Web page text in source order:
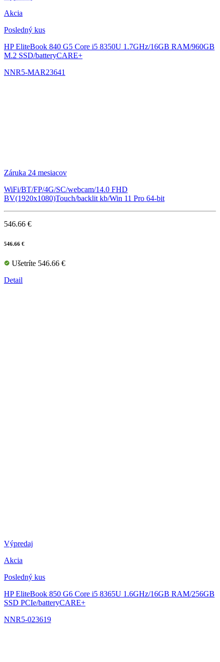
Akcia
Posledný kus
HP EliteBook 840 G5 Core i5 8350U 1.7GHz/16GB RAM/960GB
M.2 SSD/batteryCARE+
NNR5-MAR23641
Záruka 24 mesiacov
WiFi/BT/FP/4G/SC/webcam/14.0 FHD
BV(1920x1080)Touch/backlit kb/Win 11 Pro 64-bit
546.66 €
546.66 €
Ušetríte 546.66 €
Detail
Výpredaj
Akcia
Posledný kus
HP EliteBook 850 G6 Core i5 8365U 1.6GHz/16GB RAM/256GB
SSD PCIe/batteryCARE+
NNR5-023619